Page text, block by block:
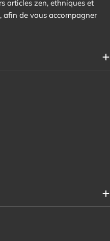
articles zen, ethniques et
afin de vous accompagner